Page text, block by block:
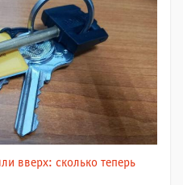
вверх: сколько теперь